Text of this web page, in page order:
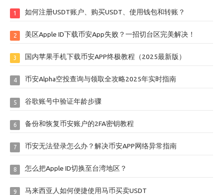
1 如何注册USDT账户、购买USDT、使用钱包和转账？
2 美区Apple ID下载币安App失败？一招切台区完美解决！
3 国内苹果手机下载币安APP终极教程（2025最新版）
4 币安Alpha空投查询与领取全攻略2025年实时指南
5 谷歌账号中验证年龄步骤
6 备份和恢复币安账户的2FA密钥教程
7 币安无法登录怎么办？解决币安APP网络异常指南
8 怎么把Apple ID切换至台湾地区？
9 马来西亚人如何便捷使用马币买卖USDT